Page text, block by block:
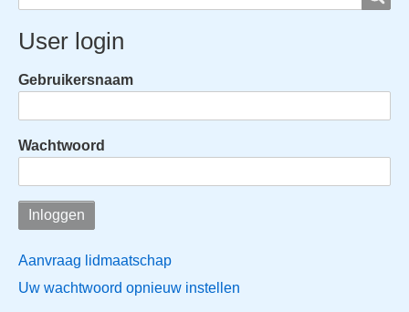
User login
Gebruikersnaam
Wachtwoord
Aanvraag lidmaatschap
Uw wachtwoord opnieuw instellen